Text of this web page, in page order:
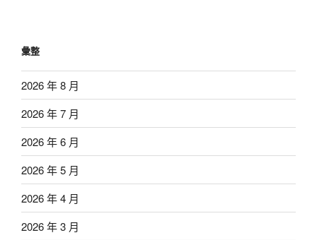
彙整
2026 年 8 月
2026 年 7 月
2026 年 6 月
2026 年 5 月
2026 年 4 月
2026 年 3 月